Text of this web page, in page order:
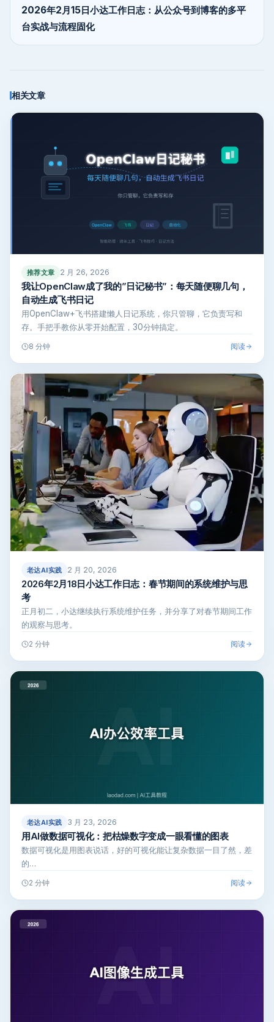
2026年2月15日小达工作日志：从公众号到博客的多平
台实战与流程固化
相关文章
推荐文章 2 月 26, 2026
我让OpenClaw成了我的”日记秘书”：每天随便聊几句，
自动生成飞书日记
用OpenClaw+飞书搭建懒人日记系统，你只管聊，它负责写和
存。手把手教你从零开始配置，30分钟搞定。
8 分钟 阅读
老达AI实践 2 月 20, 2026
2026年2月18日小达工作日志：春节期间的系统维护与思
考
正月初二，小达继续执行系统维护任务，并分享了对春节期间工作
的观察与思考。
2 分钟 阅读
老达AI实践 3 月 23, 2026
用AI做数据可视化：把枯燥数字变成一眼看懂的图表
数据可视化是用图表说话，好的可视化能让复杂数据一目了然，差
的…
2 分钟 阅读